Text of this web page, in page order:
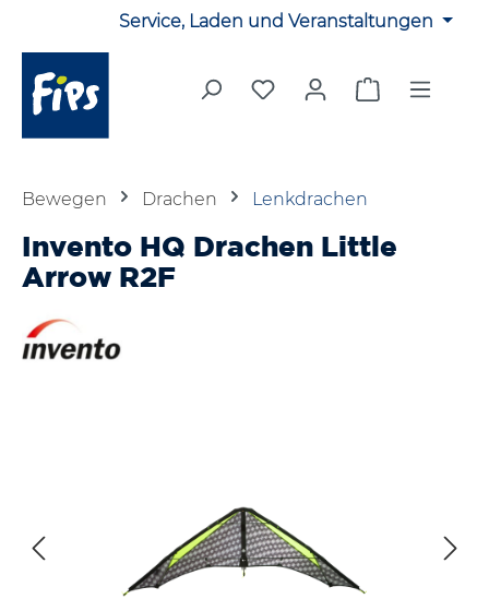
Zum Hauptinhalt springenService, Laden und Veranstaltungen
Du hast 0 Produkte auf
Warenkorb
Bewegen Drachen Lenkdrachen
Invento HQ Drachen Little
Arrow R2F